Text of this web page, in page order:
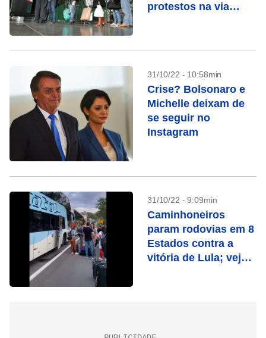
protestos na via
31/10/22 - 10:58min
Crise? Bolsonaro e
Michelle deixam de
se seguir no
Instagram
31/10/22 - 9:09min
Caminhoneiros
param rodovias em 8
Estados contra a
vitória de Lula; veja